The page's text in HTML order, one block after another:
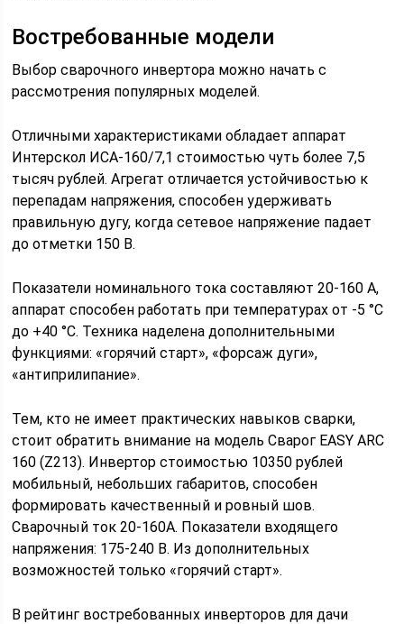
Востребованные модели
Выбор сварочного инвертора можно начать с
рассмотрения популярных моделей.
Отличными характеристиками обладает аппарат
Интерскол ИСА-160/7,1 стоимостью чуть более 7,5
тысяч рублей. Агрегат отличается устойчивостью к
перепадам напряжения, способен удерживать
правильную дугу, когда сетевое напряжение падает
до отметки 150 В.
Показатели номинального тока составляют 20-160 А,
аппарат способен работать при температурах от -5 °C
до +40 °C. Техника наделена дополнительными
функциями: «горячий старт», «форсаж дуги»,
«антиприлипание».
Тем, кто не имеет практических навыков сварки,
стоит обратить внимание на модель Сварог EASY ARC
160 (Z213). Инвертор стоимостью 10350 рублей
мобильный, небольших габаритов, способен
формировать качественный и ровный шов.
Сварочный ток 20-160А. Показатели входящего
напряжения: 175-240 В. Из дополнительных
возможностей только «горячий старт».
В рейтинг востребованных инверторов для дачи